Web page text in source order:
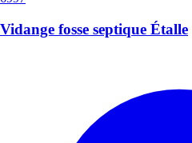
Vidange fosse septique Étalle